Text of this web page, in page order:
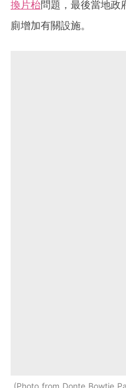
換片枱問題，最後當地政
廁增加有關設施。
Photo from Donte Bowtie